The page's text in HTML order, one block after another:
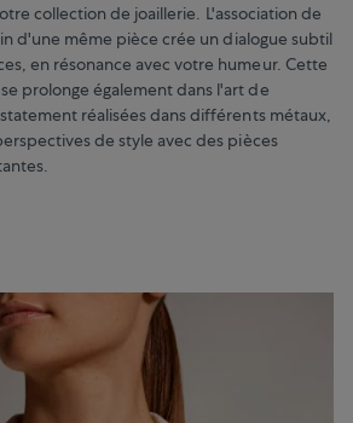
collection de joaillerie. L'association de
d'une même pièce crée un dialogue subtil
en résonance avec votre humeur. Cette
prolonge également dans l'art de
réalisées dans différents métaux,
de style avec des pièces